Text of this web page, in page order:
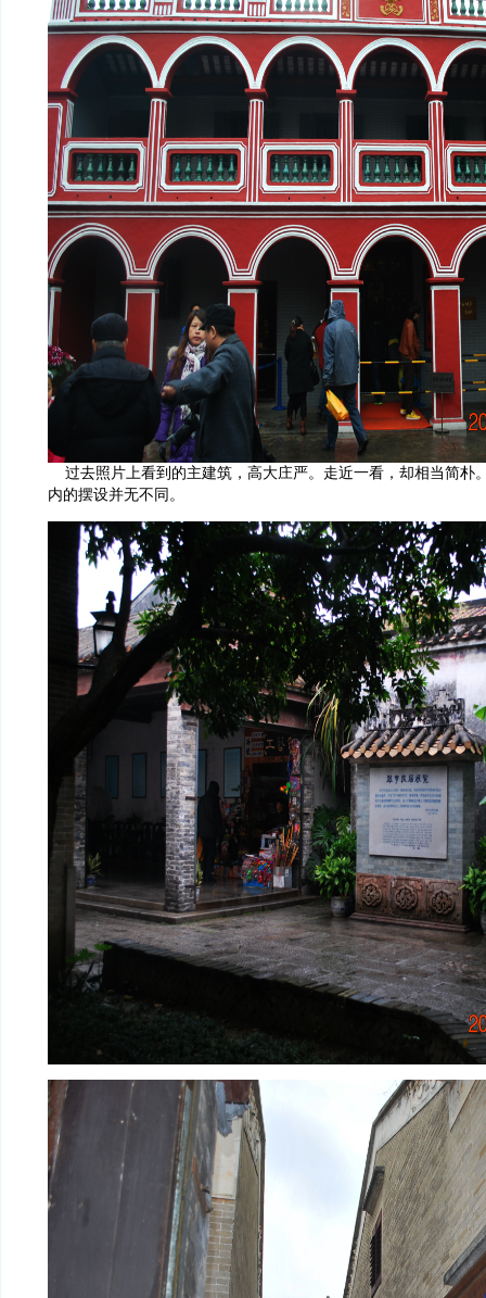
过去照片上看到的主建筑，高大庄严。走近一看，却相当简朴
内的摆设并无不同。